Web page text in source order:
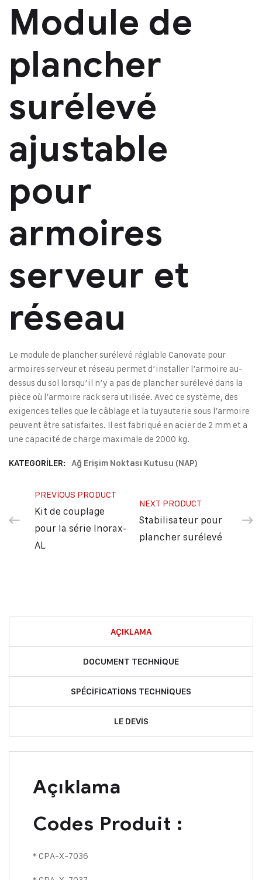
Module de
plancher
surélevé
ajustable
pour
armoires
serveur et
réseau
Le module de plancher surélevé réglable Canovate pour
armoires serveur et réseau permet d’installer l’armoire au-
dessus du sol lorsqu’il n’y a pas de plancher surélevé dans la
pièce où l’armoire rack sera utilisée. Avec ce système, des
exigences telles que le câblage et la tuyauterie sous l’armoire
peuvent être satisfaites. Il est fabriqué en acier de 2 mm et a
une capacité de charge maximale de 2000 kg.
KATEGORILER: Ağ Erişim Noktası Kutusu (NAP)
PREVIOUS PRODUCT
Kit de couplage
pour la série Inorax-
AL
NEXT PRODUCT
Stabilisateur pour
plancher surélevé
AÇIKLAMA
DOCUMENT TECHNIQUE
SPÉCIFICATIONS TECHNIQUES
LE DEVIS
Açıklama
Codes Produit :
* CPA-X-7036